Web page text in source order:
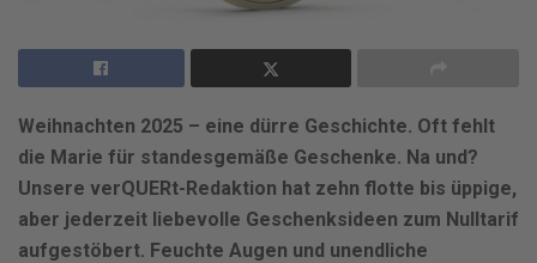
Weihnachten 2025 – eine dürre Geschichte. Oft fehlt
die Marie für standesgemäße Geschenke. Na und?
Unsere verQUERt-Redaktion hat zehn flotte bis üppige,
aber jederzeit liebevolle Geschenksideen zum Nulltarif
aufgestöbert. Feuchte Augen und unendliche